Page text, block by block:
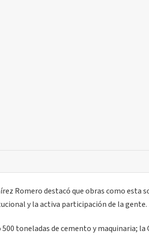
Romero destacó que obras como esta
y la activa participación de la gente.
toneladas de cemento y maquinaria;